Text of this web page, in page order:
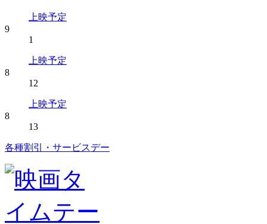
上映予定
9
1
上映予定
8
12
上映予定
8
13
各種割引・サービスデー